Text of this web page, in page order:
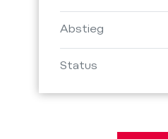
Abstieg
Status